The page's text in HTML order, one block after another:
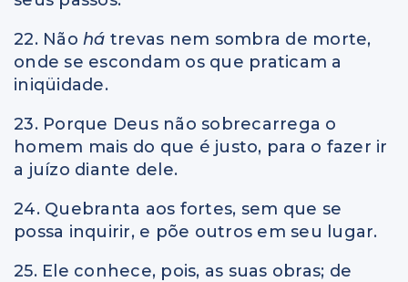
22. Não há trevas nem sombra de morte,
onde se escondam os que praticam a
iniqüidade.
23. Porque Deus não sobrecarrega o
homem mais do que é justo, para o fazer ir
a juízo diante dele.
24. Quebranta aos fortes, sem que se
possa inquirir, e põe outros em seu lugar.
25. Ele conhece, pois, as suas obras; de